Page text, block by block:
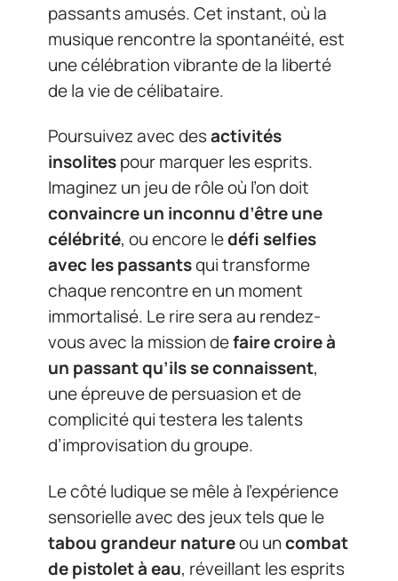
passants amusés. Cet instant, où la
musique rencontre la spontanéité, est
une célébration vibrante de la liberté
de la vie de célibataire.
Poursuivez avec desactivités
insolitespour marquer les esprits.
Imaginez un jeu de rôle où l’on doit
convaincre un inconnu d’être une
célébrité, ou encore ledéfi selfies
avec les passantsqui transforme
chaque rencontre en un moment
immortalisé. Le rire sera au rendez-
vous avec la mission defaire croire à
un passant qu’ils se connaissent,
une épreuve de persuasion et de
complicité qui testera les talents
d’improvisation du groupe.
Le côté ludique se mêle à l’expérience
sensorielle avec des jeux tels que le
tabou grandeur natureou uncombat
de pistolet à eau, réveillant les esprits